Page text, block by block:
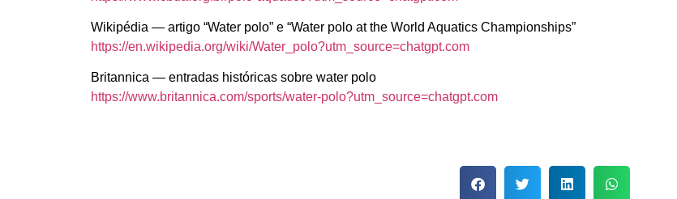
Wikipédia — artigo “Water polo” e “Water polo at the World Aquatics Championships”
https://en.wikipedia.org/wiki/Water_polo?utm_source=chatgpt.com
Britannica — entradas históricas sobre water polo
https://www.britannica.com/sports/water-polo?utm_source=chatgpt.com